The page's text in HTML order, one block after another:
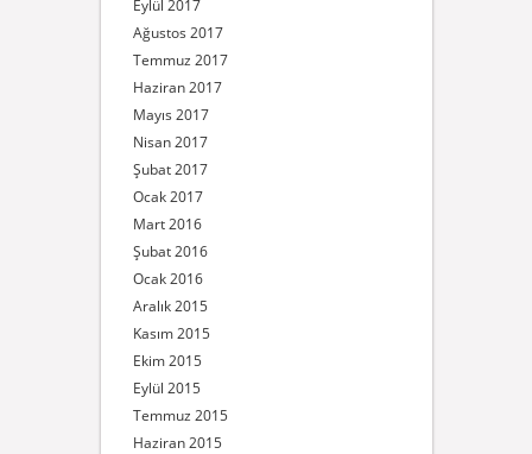
Eylül 2017
Ağustos 2017
Temmuz 2017
Haziran 2017
Mayıs 2017
Nisan 2017
Şubat 2017
Ocak 2017
Mart 2016
Şubat 2016
Ocak 2016
Aralık 2015
Kasım 2015
Ekim 2015
Eylül 2015
Temmuz 2015
Haziran 2015